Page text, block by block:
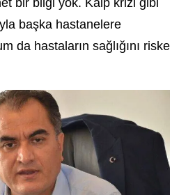
bir bilgi yok. Kalp krizi gibi
başka hastanelere
da hastaların sağlığını riske